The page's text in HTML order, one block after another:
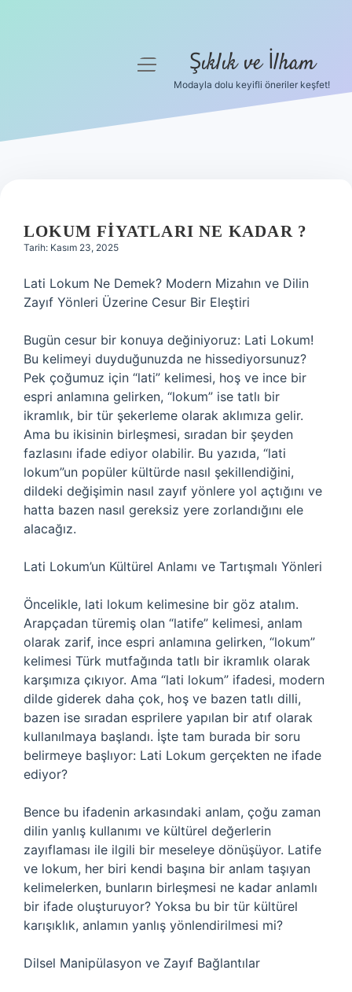
Hakkımızda
menüyü
Şıklık ve İlham
Modayla dolu keyifli öneriler keşfet!
LOKUM FIYATLARI NE KADAR ?
Tarih: Kasım 23, 2025
Lati Lokum Ne Demek? Modern Mizahın ve Dilin
Zayıf Yönleri Üzerine Cesur Bir Eleştiri
Bugün cesur bir konuya değiniyoruz: Lati Lokum!
Bu kelimeyi duyduğunuzda ne hissediyorsunuz?
Pek çoğumuz için “lati” kelimesi, hoş ve ince bir
espri anlamına gelirken, “lokum” ise tatlı bir
ikramlık, bir tür şekerleme olarak aklımıza gelir.
Ama bu ikisinin birleşmesi, sıradan bir şeyden
fazlasını ifade ediyor olabilir. Bu yazıda, “lati
lokum”un popüler kültürde nasıl şekillendiğini,
dildeki değişimin nasıl zayıf yönlere yol açtığını ve
hatta bazen nasıl gereksiz yere zorlandığını ele
alacağız.
Lati Lokum’un Kültürel Anlamı ve Tartışmalı Yönleri
Öncelikle, lati lokum kelimesine bir göz atalım.
Arapçadan türemiş olan “latife” kelimesi, anlam
olarak zarif, ince espri anlamına gelirken, “lokum”
kelimesi Türk mutfağında tatlı bir ikramlık olarak
karşımıza çıkıyor. Ama “lati lokum” ifadesi, modern
dilde giderek daha çok, hoş ve bazen tatlı dilli,
bazen ise sıradan esprilere yapılan bir atıf olarak
kullanılmaya başlandı. İşte tam burada bir soru
belirmeye başlıyor: Lati Lokum gerçekten ne ifade
ediyor?
Bence bu ifadenin arkasındaki anlam, çoğu zaman
dilin yanlış kullanımı ve kültürel değerlerin
zayıflaması ile ilgili bir meseleye dönüşüyor. Latife
ve lokum, her biri kendi başına bir anlam taşıyan
kelimelerken, bunların birleşmesi ne kadar anlamlı
bir ifade oluşturuyor? Yoksa bu bir tür kültürel
karışıklık, anlamın yanlış yönlendirilmesi mi?
Dilsel Manipülasyon ve Zayıf Bağlantılar